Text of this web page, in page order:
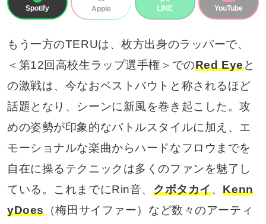
Spotify Apple LINE YouTube
もう一方のTERUは、枚方出身のラッパーで、
＜第12回高校生ラップ選手権＞でのRed Eyeと
の激戦は、今なおベストバウトと称されるほど
話題となり、シーンに新風を巻き起こした。攻
めの姿勢が印象的なバトルスタイルに加え、エ
モーショナルな楽曲からハードなフロウまでを
自在に操るテクニックは多くのファンを魅了し
ている。これまでにRin音、 クボタカイ、Kenn
yDoes（梅田サイファー）など数々のアーティ